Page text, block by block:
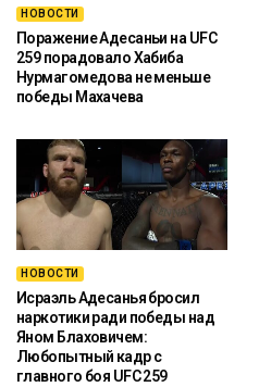
НОВОСТИ
Поражение Адесаньи на UFC
259 порадовало Хабиба
Нурмагомедова не меньше
победы Махачева
НОВОСТИ
Исраэль Адесанья бросил
наркотики ради победы над
Яном Блаховичем:
Любопытный кадр с
главного боя UFC 259